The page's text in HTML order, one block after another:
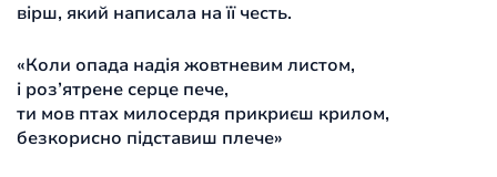
вірш, який написала на її честь.
«Коли опада надія жовтневим листом,
і роз’ятрене серце пече,
ти мов птах милосердя прикриєш крилом,
безкорисно підставиш плече»